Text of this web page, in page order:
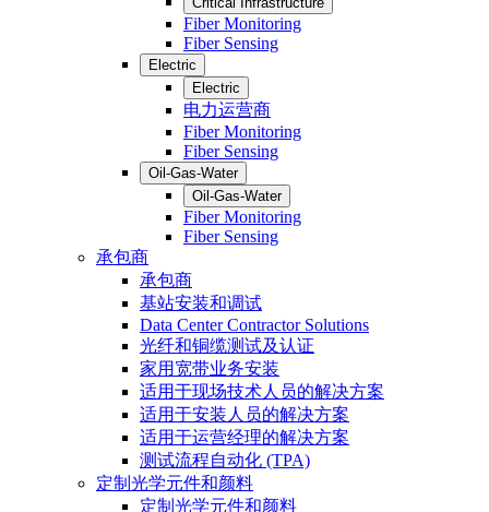
Fiber Monitoring
Fiber Sensing
Electric
Electric
电力运营商
Fiber Monitoring
Fiber Sensing
Oil-Gas-Water
Oil-Gas-Water
Fiber Monitoring
Fiber Sensing
承包商
承包商
基站安装和调试
Data Center Contractor Solutions
光纤和铜缆测试及认证
家用宽带业务安装
适用于现场技术人员的解决方案
适用于安装人员的解决方案
适用于运营经理的解决方案
测试流程自动化 (TPA)
定制光学元件和颜料
定制光学元件和颜料